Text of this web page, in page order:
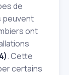
de
peuvent
ont
. Cette
certains